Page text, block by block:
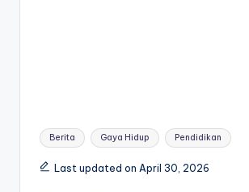
Tags:
Berita Gaya Hidup Pendidikan
Last updated on April 30, 2026